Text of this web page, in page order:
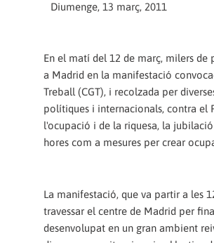
Diumenge, 13 març, 2011
En el matí del 12 de març, milers de
a Madrid en la manifestació
Treball (CGT), i recolzada per
polítiques i internacionals, contra el
l'ocupació i de la riquesa, la
hores com a mesures per crear
La manifestació, que va partir a les
travessar el centre de Madrid per
desenvolupat en un gran ambient